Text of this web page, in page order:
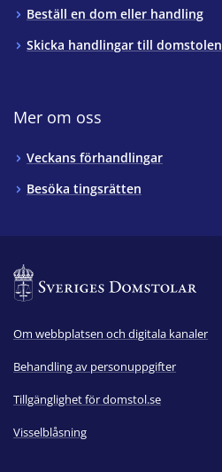
Beställ en dom eller handling
Skicka handlingar till domstolen
Mer om oss
Veckans förhandlingar
Besöka tingsrätten
Om webbplatsen och digitala kanaler
Behandling av personuppgifter
Tillgänglighet för domstol.se
Visselblåsning